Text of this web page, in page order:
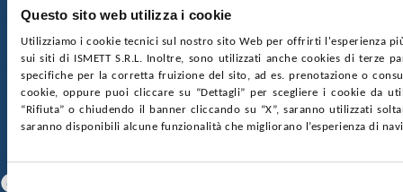
Questo sito web utilizza i cookie
Utilizziamo i cookie tecnici sul nostro sito Web per offrirti l'esperienza
sui siti di ISMETT S.R.L. Inoltre, sono utilizzati anche cookies di terze
specifiche per la corretta fruizione del sito, ad es. prenotazione o
cookie, oppure puoi cliccare su “Dettagli” per scegliere i cookie da
“Rifiuta” o chiudendo il banner cliccando su “X”, saranno utilizzati
saranno disponibili alcune funzionalità che migliorano l’esperienza di
Selezione
nr. REA PA-201818 P.I. 04544550827
SOCIETÀ TRASPARENTE WHISTLEBLOWING
GARE E CONTRATTIPRIVACYCOOKIE POLICY
SOSTIENICIMAPPA DEL SITOACCESSIBILITÀ
CONTATTI